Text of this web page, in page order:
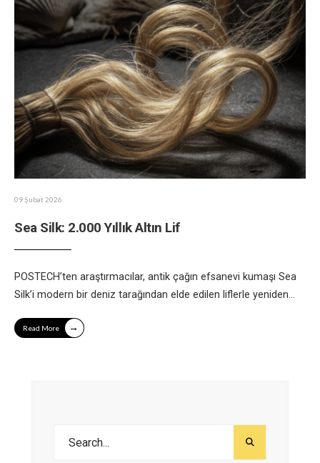
09 Şubat 2026
Sea Silk: 2.000 Yıllık Altın Lif
POSTECH’ten araştırmacılar, antik çağın efsanevi kumaşı Sea
Silk’i modern bir deniz tarağından elde edilen liflerle yeniden...
Read More →